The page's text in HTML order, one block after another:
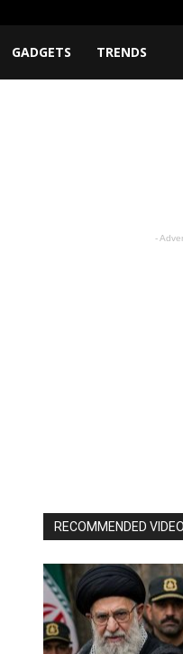
GADGETS TRENDS
-
RECOMMENDED